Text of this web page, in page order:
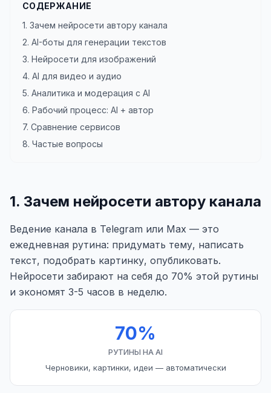
СОДЕРЖАНИЕ
1. Зачем нейросети автору канала
2. AI-боты для генерации текстов
3. Нейросети для изображений
4. AI для видео и аудио
5. Аналитика и модерация с AI
6. Рабочий процесс: AI + автор
7. Сравнение сервисов
8. Частые вопросы
1. Зачем нейросети автору канала
Ведение канала в Telegram или Max — это
ежедневная рутина: придумать тему, написать
текст, подобрать картинку, опубликовать.
Нейросети забирают на себя до 70% этой рутины
и экономят 3-5 часов в неделю.
70%
РУТИНЫ НА AI
Черновики, картинки, идеи — автоматически